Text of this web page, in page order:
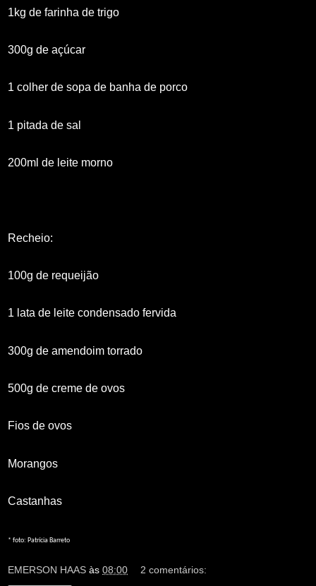
1kg de farinha de trigo
300g de açúcar
1 colher de sopa de banha de porco
1 pitada de sal
200ml de leite morno
Recheio:
100g de requeijão
1 lata de leite condensado fervida
300g de amendoim torrado
500g de creme de ovos
Fios de ovos
Morangos
Castanhas
* foto: Patrícia Barreto
EMERSON HAAS às 08:00 2 comentários: